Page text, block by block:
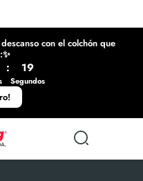
con el colchón que
: 19
Segundos